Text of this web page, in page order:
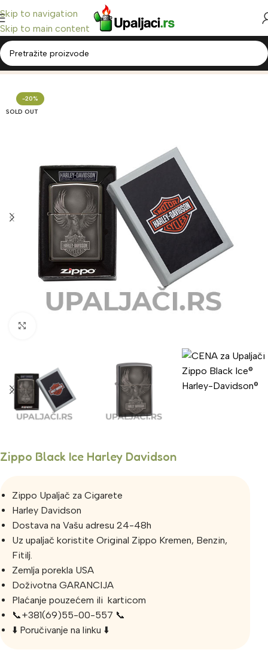
Skip to navigation
Skip to main content
Home/ Zippo Upaljači
-20%
SOLD OUT
Zippo Black Ice Harley Davidson
Zippo Upaljač za Cigarete
Harley Davidson
Dostava na Vašu adresu 24-48h
Uz upaljač koristite Original Zippo Kremen, Benzin,
Fitilj.
Zemlja porekla USA
Doživotna GARANCIJA
Plaćanje pouzećem ili karticom
📞+381(69)55-00-557 📞
⬇️ Poručivanje na linku ⬇️